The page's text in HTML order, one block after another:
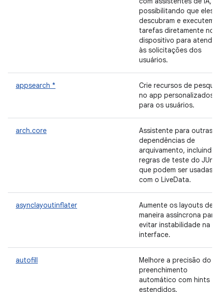
possibilitando que eles
descubram e executem
tarefas diretamente no
dispositivo para atender
às solicitações dos
usuários.
appsearch *
Crie recursos de
no app personalizados
para os usuários.
arch.core
Assistente para outras
dependências de
arquivamento, incluindo
regras de teste do JUnit
que podem ser usadas
com o LiveData.
asynclayoutinflater
Aumente os layouts de
maneira assíncrona para
evitar instabilidade na
interface.
autofill
Melhore a precisão do
preenchimento
automático com hints
estendidos.